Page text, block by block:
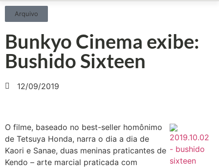
Arquivo
Bunkyo Cinema exibe:
Bushido Sixteen
12/09/2019
O filme, baseado no best-seller homônimo
de Tetsuya Honda, narra o dia a dia de
Kaori e Sanae, duas meninas praticantes de
Kendo – arte marcial praticada com